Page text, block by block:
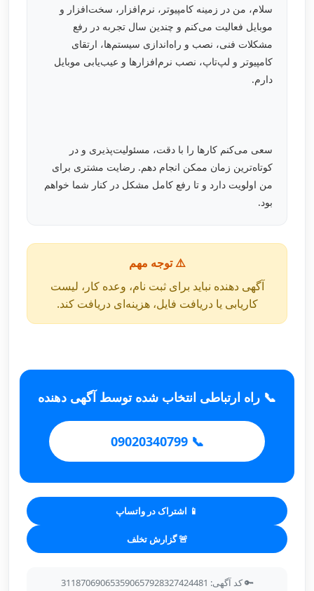
سلام، من در زمینه کامپیوتر، نرم‌افزار، سخت‌افزار و
موبایل فعالیت می‌کنم و چندین سال تجربه در رفع
مشکلات فنی، نصب و راه‌اندازی سیستم‌ها، ارتقای
کامپیوتر و لپ‌تاپ، نصب نرم‌افزارها و عیب‌یابی موبایل
دارم.
سعی می‌کنم کارها را با دقت، مسئولیت‌پذیری و در
کوتاه‌ترین زمان ممکن انجام دهم. رضایت مشتری برای
من اولویت دارد و تا رفع کامل مشکل در کنار شما خواهم
بود.
⚠️ توجه مهم
آگهی دهنده نباید برای ثبت نام، وعده کار، لیست
کاریابی یا دریافت فایل، هزینه‌ای دریافت کند.
📞 راه ارتباطی انتخاب شده توسط آگهی دهنده
📞 09020340799
📱 اشتراک در واتساپ
🚨 گزارش تخلف
🔑 کد آگهی: 311870690653590657928327424481